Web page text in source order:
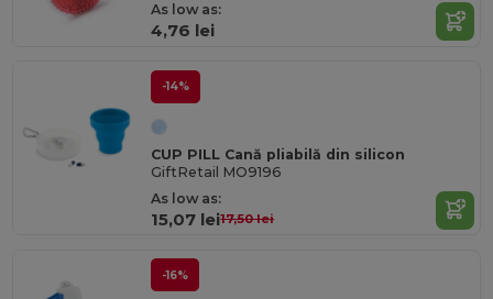
As low as:
4,76 lei
-14%
CUP PILL Cană pliabilă din silicon
GiftRetail MO9196
As low as:
15,07 lei17,50 lei
-16%